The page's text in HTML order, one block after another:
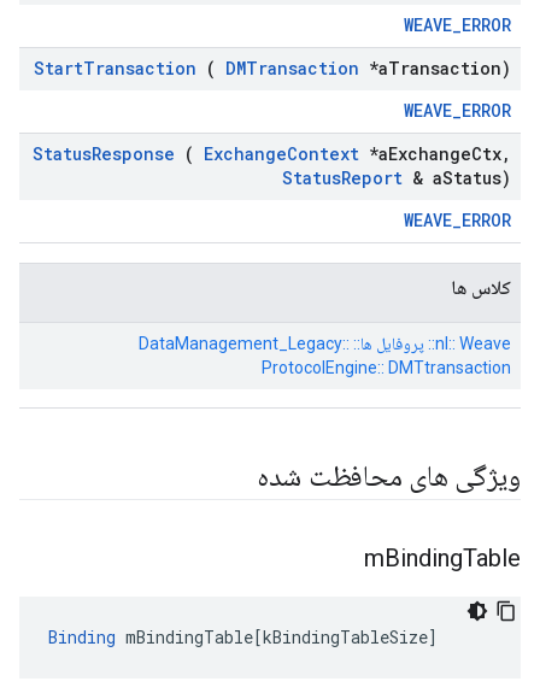
WEAVE_ERROR
StartTransaction ( DMTransaction *aTransaction)
WEAVE_ERROR
StatusResponse ( ExchangeContext *aExchangeCtx,
StatusReport & aStatus)
WEAVE_ERROR
کلاس ها
nl:: Weave:: پروفایل ها:: DataManagement_Legacy::
ProtocolEngine:: DMTtransaction
ویژگی های محافظت شده
mBindingTable
Binding mBindingTable[kBindingTableSize]